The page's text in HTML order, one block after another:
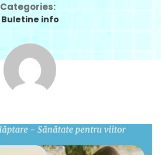
Categories:
Buletine info